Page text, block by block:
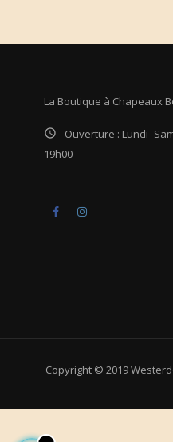
La Boutique à Chapeaux

Ouverture : Lundi-
19h00
Facebook
Copyright © 2019